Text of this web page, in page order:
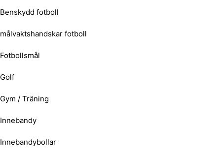
Benskydd fotboll
målvaktshandskar fotboll
Fotbollsmål
Golf
Gym / Träning
Innebandy
Innebandybollar